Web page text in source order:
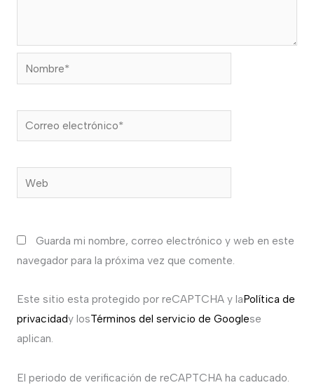
Nombre*
Correo
electrónico*
Web
Guarda mi nombre, correo electrónico y web en este
navegador para la próxima vez que comente.
Este sitio esta protegido por reCAPTCHA y laPolítica de
privacidady losTérminos del servicio de Googlese
aplican.
El periodo de verificación de reCAPTCHA ha caducado.